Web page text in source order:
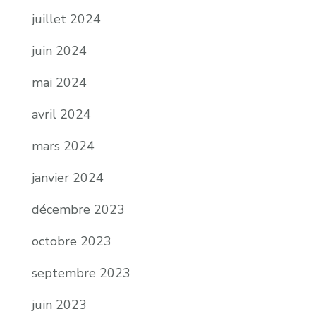
juillet 2024
juin 2024
mai 2024
avril 2024
mars 2024
janvier 2024
décembre 2023
octobre 2023
septembre 2023
juin 2023